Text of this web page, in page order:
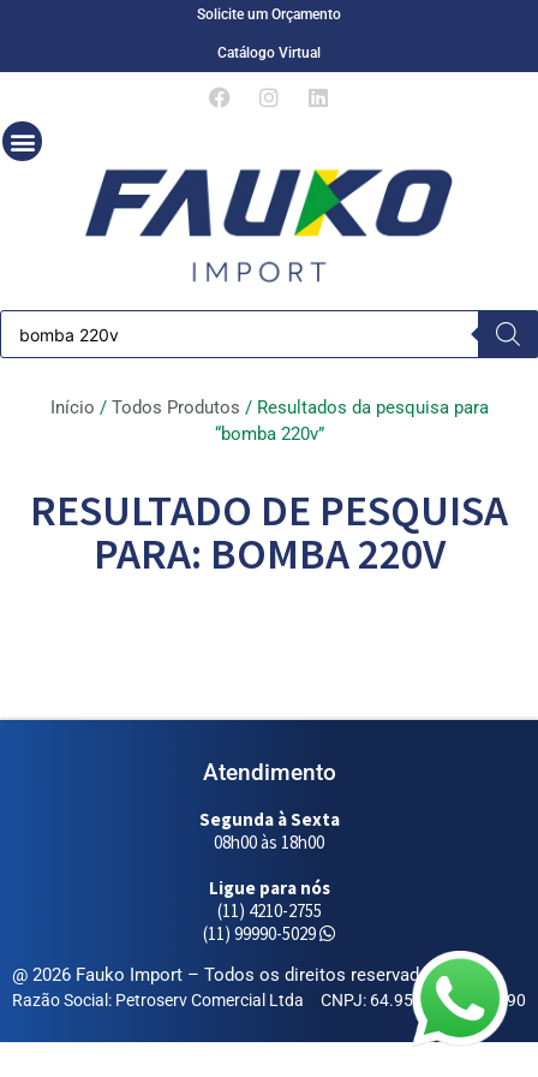
Solicite um Orçamento
Catálogo Virtual
Início / Todos Produtos / Resultados da pesquisa para
“bomba 220v”
RESULTADO DE PESQUISA
PARA: BOMBA 220V
Atendimento
Segunda à Sexta
08h00 às 18h00
Ligue para nós
(11) 4210-2755
(11) 99990-5029
@ 2026 Fauko Import – Todos os direitos reservados
Razão Social: Petroserv Comercial Ltda CNPJ: 64.955.255/0001-90